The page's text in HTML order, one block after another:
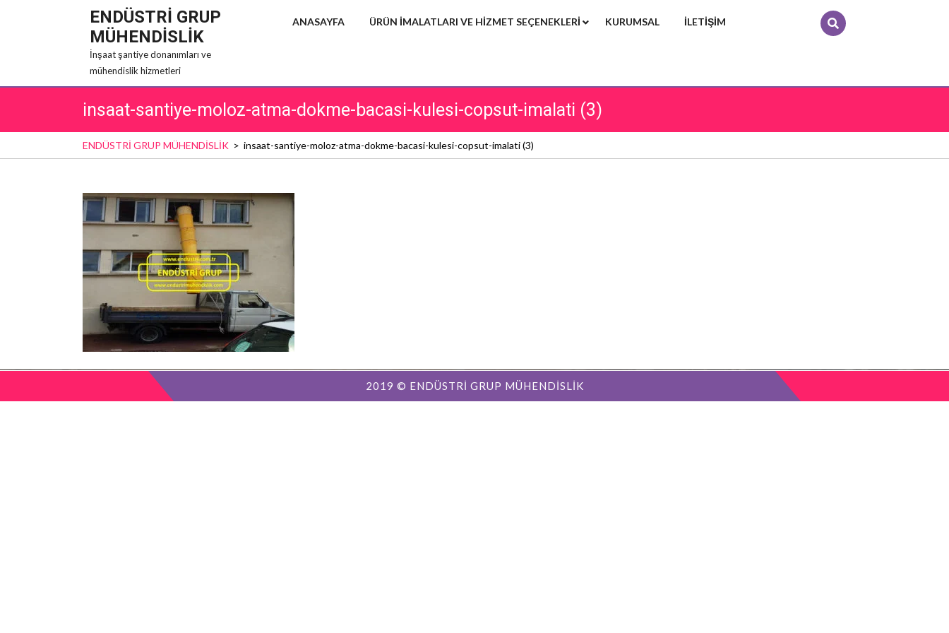
ENDÜSTRİ GRUP
MÜHENDİSLİK
İnşaat şantiye donanımları ve
mühendislik hizmetleri
ANASAYFA ÜRÜN IMALATLARI VE HIZMET SEÇENEKLERI KURUMSAL İLETIŞIM
insaat-santiye-moloz-atma-dokme-bacasi-kulesi-copsut-imalati (3)
ENDÜSTRİ GRUP MÜHENDİSLİK > insaat-santiye-moloz-atma-dokme-bacasi-kulesi-copsut-imalati (3)
2019 © ENDÜSTRİ GRUP MÜHENDİSLİK